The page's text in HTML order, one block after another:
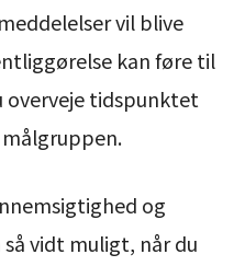
vil blive
kan føre til
overveje tidspunktet
og
vidt muligt, når du